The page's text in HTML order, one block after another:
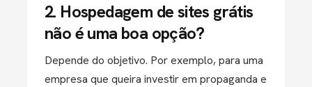
2. Hospedagem de sites grátis
não é uma boa opção?
Depende do objetivo. Por exemplo, para uma
empresa que queira investir em propaganda e